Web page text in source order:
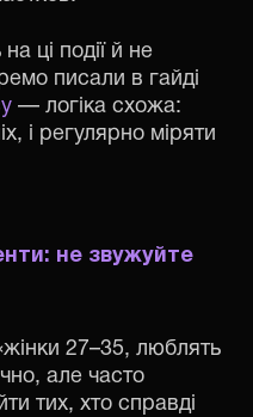
ці події й не
писали в гайді
— логіка схожа:
і регулярно міряти
не звужуйте
27–35, люблять
але часто
тих, хто справді